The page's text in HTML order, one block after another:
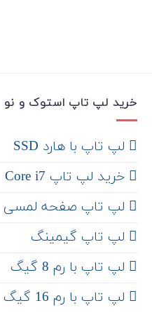
خرید لپ تاپ استوک و نو
لپ تاپ با هارد SSD
خرید لپ تاپ Core i7
لپ تاپ صفحه لمسی
لپ تاپ گیمینگ
لپ تاپ با رم 8 گیگ
لپ تاپ با رم 16 گیگ